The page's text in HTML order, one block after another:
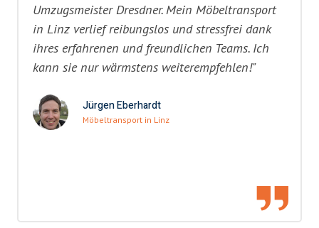
Umzugsmeister Dresdner. Mein Möbeltransport
in Linz verlief reibungslos und stressfrei dank
ihres erfahrenen und freundlichen Teams. Ich
kann sie nur wärmstens weiterempfehlen!"
Jürgen Eberhardt
Möbeltransport in Linz